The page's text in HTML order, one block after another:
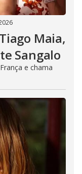
Maia,
Sangalo
e chama